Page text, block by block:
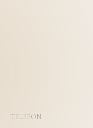
TELEFON